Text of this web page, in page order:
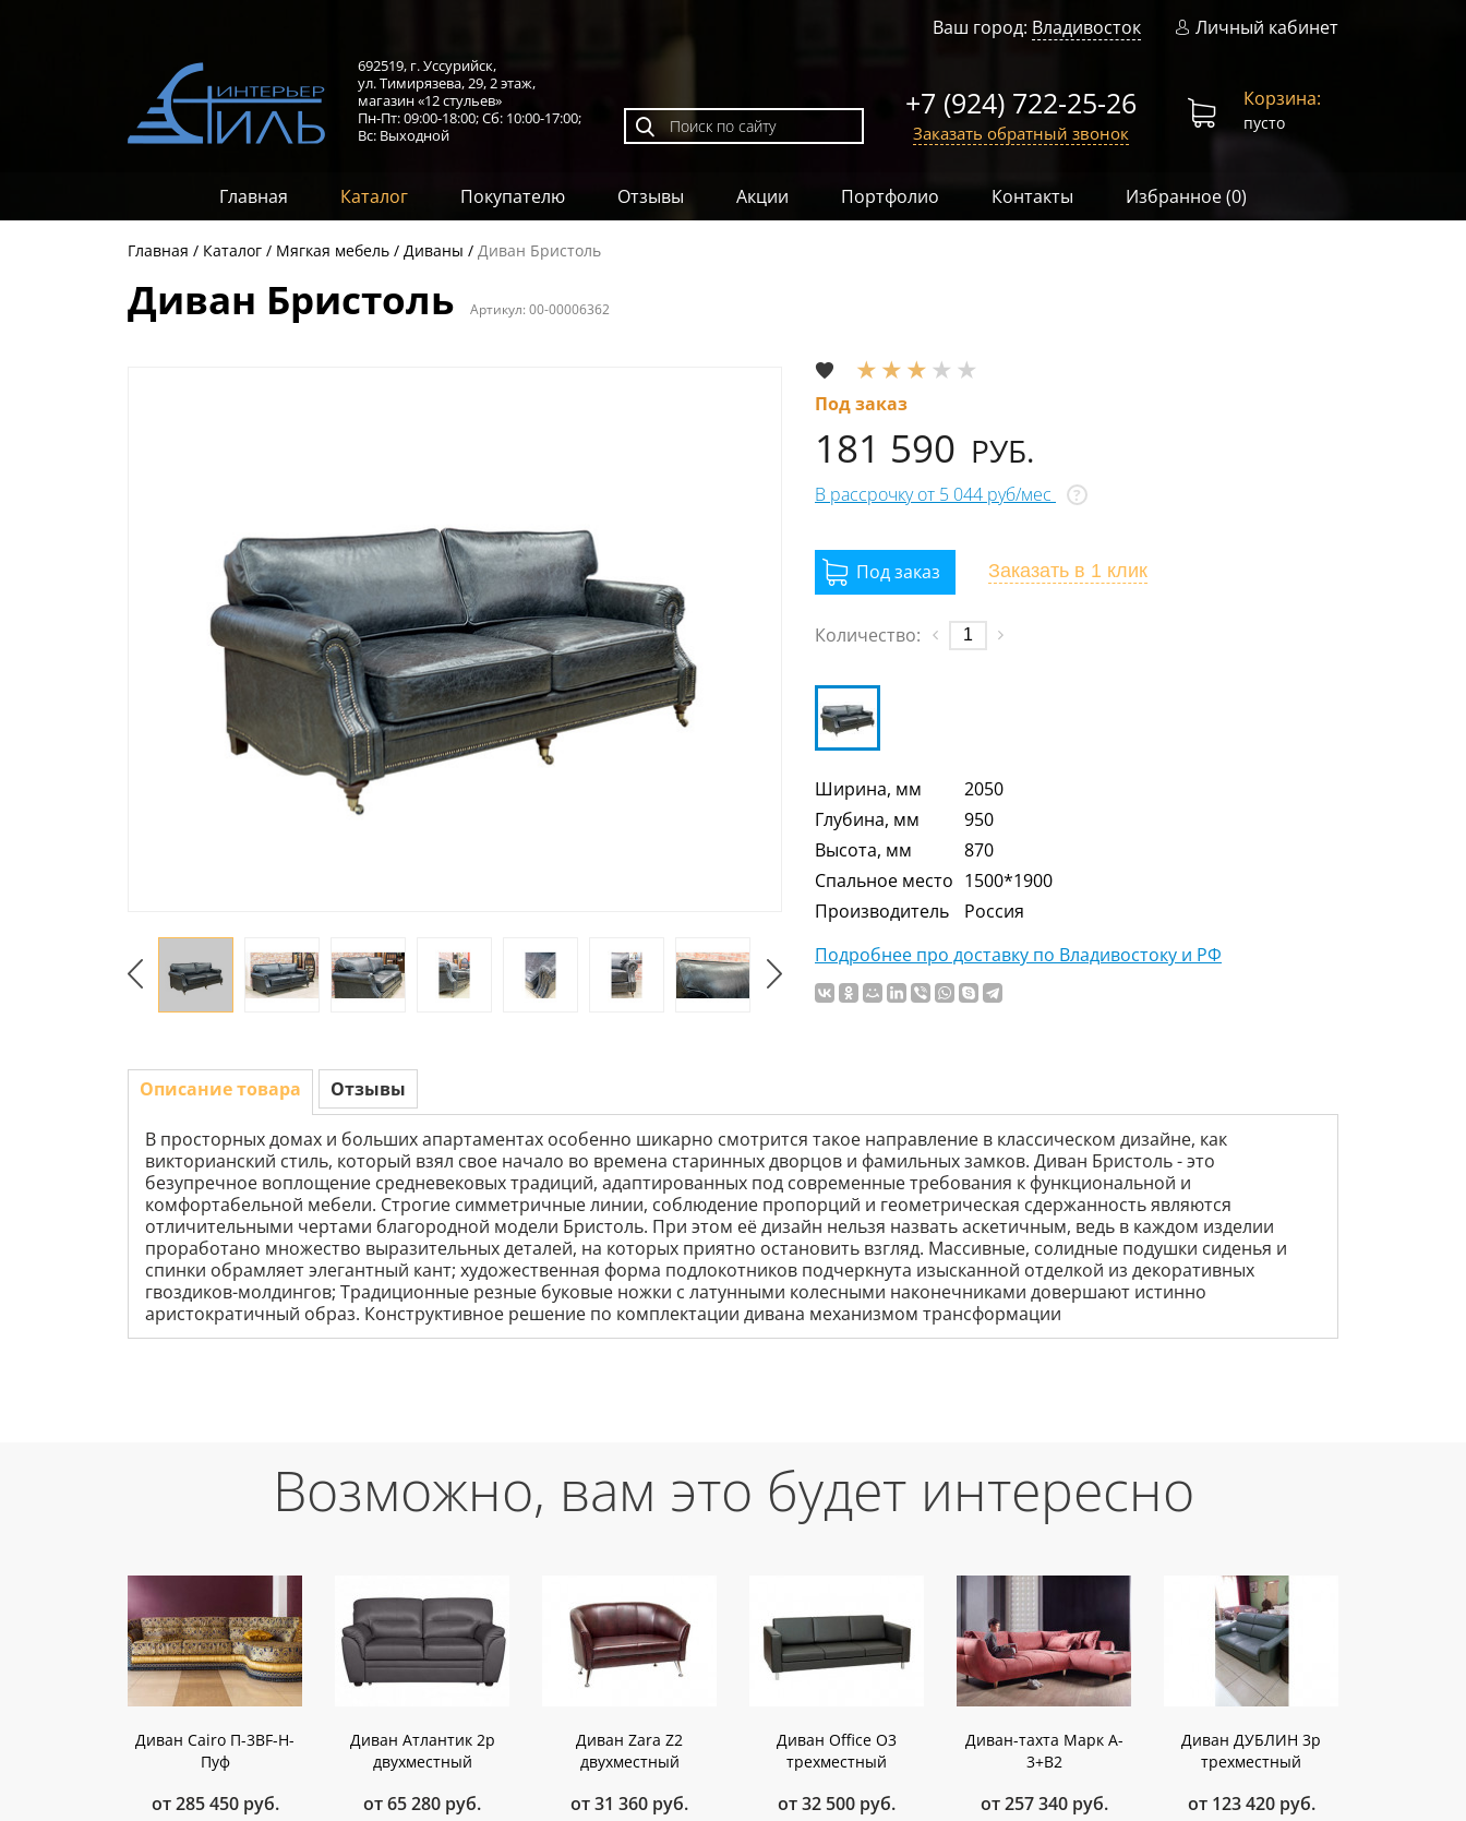
Ваш город: Владивосток Личный кабинет
692519, г. Уссурийск,
ул. Тимирязева, 29,2 этаж,
магазин «12 стульев»
Пн-Пт: 09:00-18:00;Сб: 10:00-17:00;
Вс: Выходной
+7 (924) 722-25-26
Заказать обратный звонок
Корзина:
пусто
Главная Каталог Покупателю Отзывы Акции Портфолио Контакты Избранное (0)
Главная Каталог Мягкая мебель Диваны Диван Бристоль
Диван Бристоль Артикул:00-00006362
Под заказ
181 590 РУБ.
В рассрочку от 5 044 руб/мес ?
Заказать в 1 клик
Количество:
Ширина, мм
2050
Глубина, мм
950
Высота, мм
870
Спальное место 1500*1900
Производитель
Россия
Подробнее про доставку по Владивостоку и РФ
Описание товара Отзывы
В просторных домах и больших апартаментах особенно шикарно смотрится такое направление в классическом дизайне, как
викторианский стиль, который взял свое начало во времена старинных дворцов и фамильных замков. Диван Бристоль - это
безупречное воплощение средневековых традиций, адаптированных под современные требования к функциональной и
комфортабельной мебели. Строгие симметричные линии, соблюдение пропорций и геометрическая сдержанность являются
отличительными чертами благородной модели Бристоль. При этом её дизайн нельзя назвать аскетичным, ведь в каждом изделии
проработано множество выразительных деталей, на которых приятно остановить взгляд. Массивные, солидные подушки сиденья и
спинки обрамляет элегантный кант; художественная форма подлокотников подчеркнута изысканной отделкой из декоративных
гвоздиков-молдингов; Традиционные резные буковые ножки с латунными колесными наконечниками довершают истинно
аристократичный образ. Конструктивное решение по комплектации дивана механизмом трансформации
Возможно, вам это будет интересно
Диван Cairo П-3BF-H-
Пуф
от 285 450 руб.
Диван Атлантик 2p
двухместный
от 65 280 руб.
Диван Zara Z2
двухместный
от 31 360 руб.
Диван Office O3
трехместный
от 32 500 руб.
Диван-тахта Марк A-
3+B2
от 257 340 руб.
Диван ДУБЛИН 3p
трехместный
от 123 420 руб.